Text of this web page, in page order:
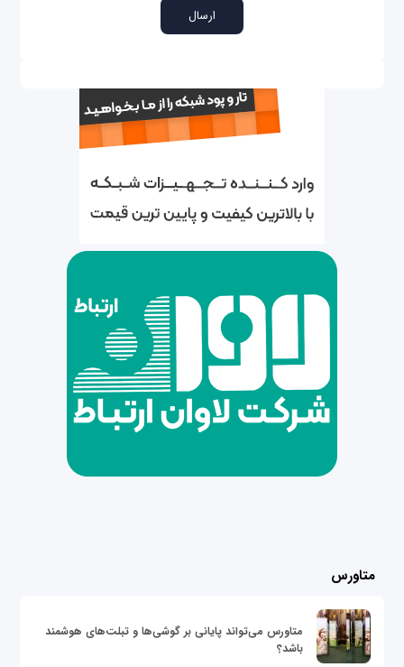
متاورس
متاورس می‌تواند پایانی بر گوشی‌ها و تبلت‌های هوشمند
باشد؟